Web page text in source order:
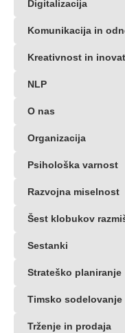
Digitalizacija
Komunikacija in
Kreativnost in
NLP
O nas
Organizacija
Psihološka varnost
Razvojna miselnost
Šest klobukov
Sestanki
Strateško planiranje
Timsko sodelovanje
Trženje in prodaja